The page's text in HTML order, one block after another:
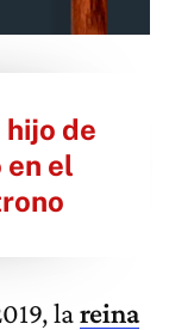
de
en el
lareina